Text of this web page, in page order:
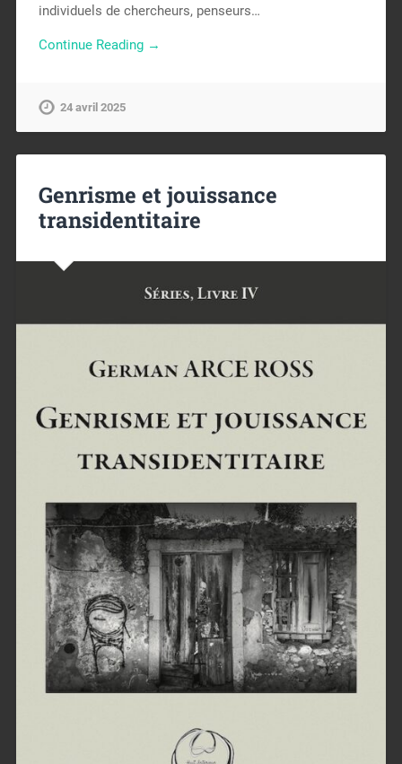
individuels de chercheurs, penseurs…
Continue Reading →
24 avril 2025
Genrisme et jouissance
transidentitaire